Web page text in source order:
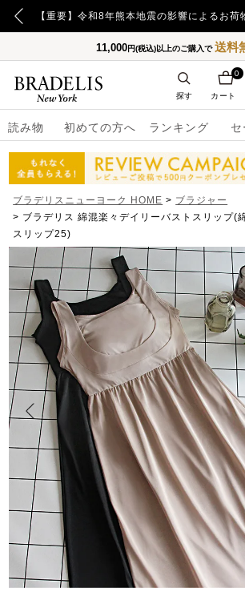
11,000円(税込)以上のご購入で送料
読み物 初めての方へ ランキング セ
カート
0
探す
ブラデリスニューヨーク HOME
ブラジャー
ブラデリス 綿混楽々デイリーバストスリップ(
スリップ25)